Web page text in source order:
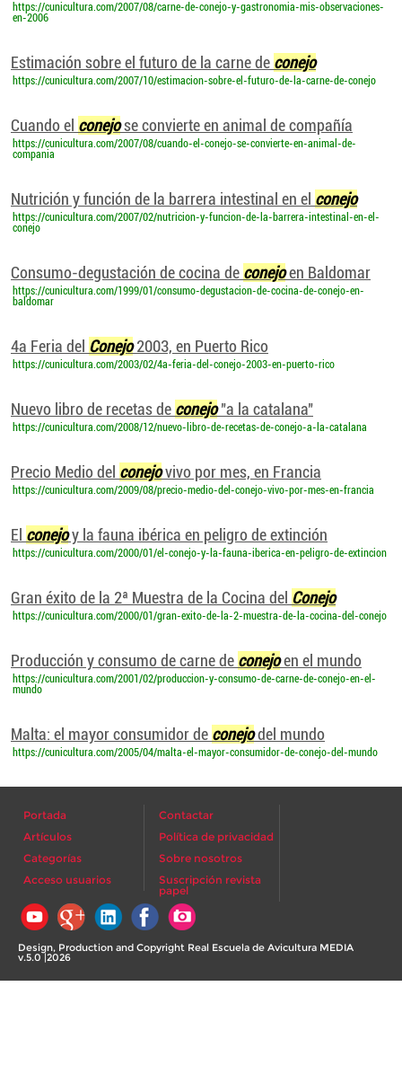
https://cunicultura.com/2007/08/carne-de-conejo-y-gastronomia-mis-observaciones-
en-2006
Estimación sobre el futuro de la carne de conejo
https://cunicultura.com/2007/10/estimacion-sobre-el-futuro-de-la-carne-de-conejo
Cuando el conejose convierte en animal de compañía
https://cunicultura.com/2007/08/cuando-el-conejo-se-convierte-en-animal-de-
compania
Nutrición y función de la barrera intestinal en el conejo
https://cunicultura.com/2007/02/nutricion-y-funcion-de-la-barrera-intestinal-en-el-
conejo
Consumo-degustación de cocina de conejoen Baldomar
https://cunicultura.com/1999/01/consumo-degustacion-de-cocina-de-conejo-en-
baldomar
4a Feria del Conejo2003, en Puerto Rico
https://cunicultura.com/2003/02/4a-feria-del-conejo-2003-en-puerto-rico
Nuevo libro de recetas de conejo"a la catalana"
https://cunicultura.com/2008/12/nuevo-libro-de-recetas-de-conejo-a-la-catalana
Precio Medio del conejovivo por mes, en Francia
https://cunicultura.com/2009/08/precio-medio-del-conejo-vivo-por-mes-en-francia
El conejoy la fauna ibérica en peligro de extinción
https://cunicultura.com/2000/01/el-conejo-y-la-fauna-iberica-en-peligro-de-extincion
Gran éxito de la 2ª Muestra de la Cocina del Conejo
https://cunicultura.com/2000/01/gran-exito-de-la-2-muestra-de-la-cocina-del-conejo
Producción y consumo de carne de conejoen el mundo
https://cunicultura.com/2001/02/produccion-y-consumo-de-carne-de-conejo-en-el-
mundo
Malta: el mayor consumidor de conejodel mundo
https://cunicultura.com/2005/04/malta-el-mayor-consumidor-de-conejo-del-mundo
Portada
Artículos
Categorías
Acceso usuarios
Contactar
Política de privacidad
Sobre nosotros
Suscripción revista
papel
Design, Production and Copyright Real Escuela de Avicultura MEDIA
v.5.0 |2026